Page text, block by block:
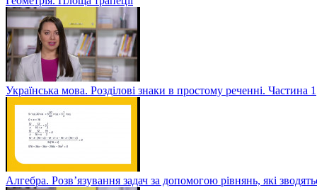
Українська мова. Розділові знаки в простому реченні. Частина 1
Алгебра. Розв’язування задач за допомогою рівнянь, які